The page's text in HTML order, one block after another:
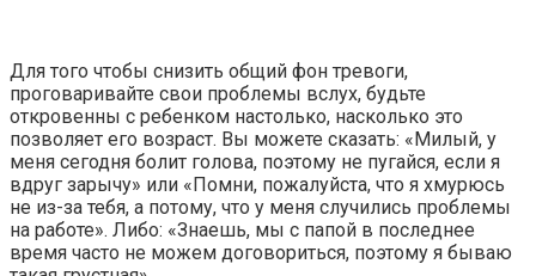
Для того чтобы снизить общий фон тревоги,
проговаривайте свои проблемы вслух, будьте
откровенны с ребенком настолько, насколько это
позволяет его возраст. Вы можете сказать: «Милый, у
меня сегодня болит голова, поэтому не пугайся, если я
вдруг зарычу» или «Помни, пожалуйста, что я хмурюсь
не из-за тебя, а потому, что у меня случились проблемы
на работе». Либо: «Знаешь, мы с папой в последнее
время часто не можем договориться, поэтому я бываю